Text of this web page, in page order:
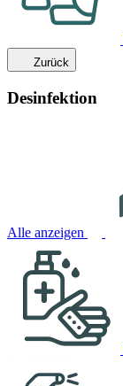
Zurück
Desinfektion
Alle anzeigen